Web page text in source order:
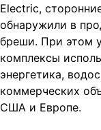
Electric,
обнаружили в
бреши. При этом
комплексы
энергетика,
коммерческих
США и Европе.